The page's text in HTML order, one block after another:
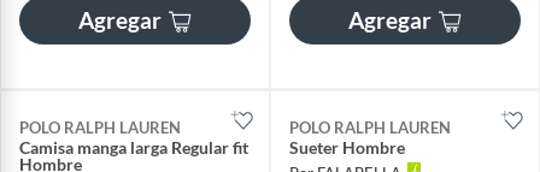
Agregar Agregar
POLO RALPH LAUREN
Camisa manga larga Regular fit
Hombre
POLO RALPH LAUREN
Sueter Hombre